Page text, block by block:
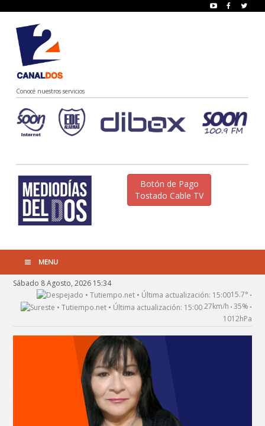
Conocé nuestros servicios
Botón de Pago
Tostado Cable TV
MENU
Sábado 8 Agosto, 2026 15:34
15.7° •
27km/h • 35% •
1012hPa